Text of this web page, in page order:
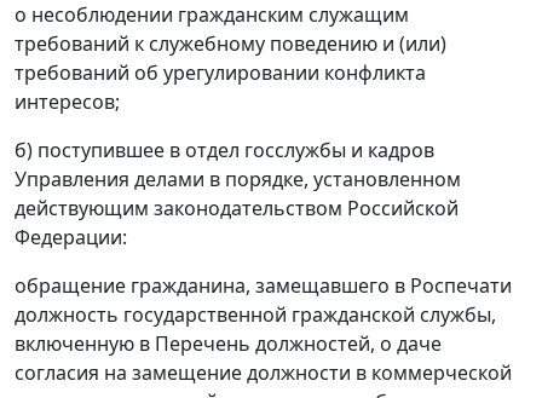
о несоблюдении гражданским служащим
требований к служебному поведению и (или)
требований об урегулировании конфликта
интересов;
б) поступившее в отдел госслужбы и кадров
Управления делами в порядке, установленном
действующим законодательством Российской
Федерации:
обращение гражданина, замещавшего в Роспечати
должность государственной гражданской службы,
включенную в Перечень должностей, о даче
согласия на замещение должности в коммерческой